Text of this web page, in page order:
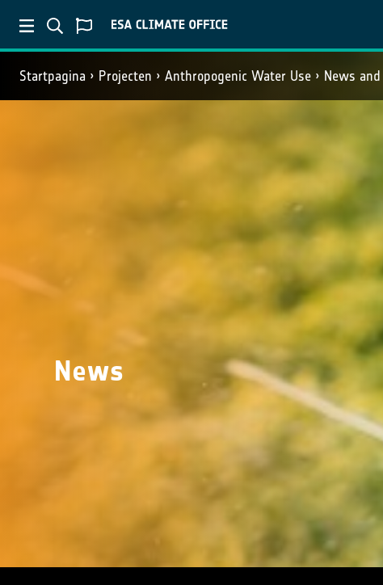
Startpagina Projecten Anthropogenic Water Use News
News